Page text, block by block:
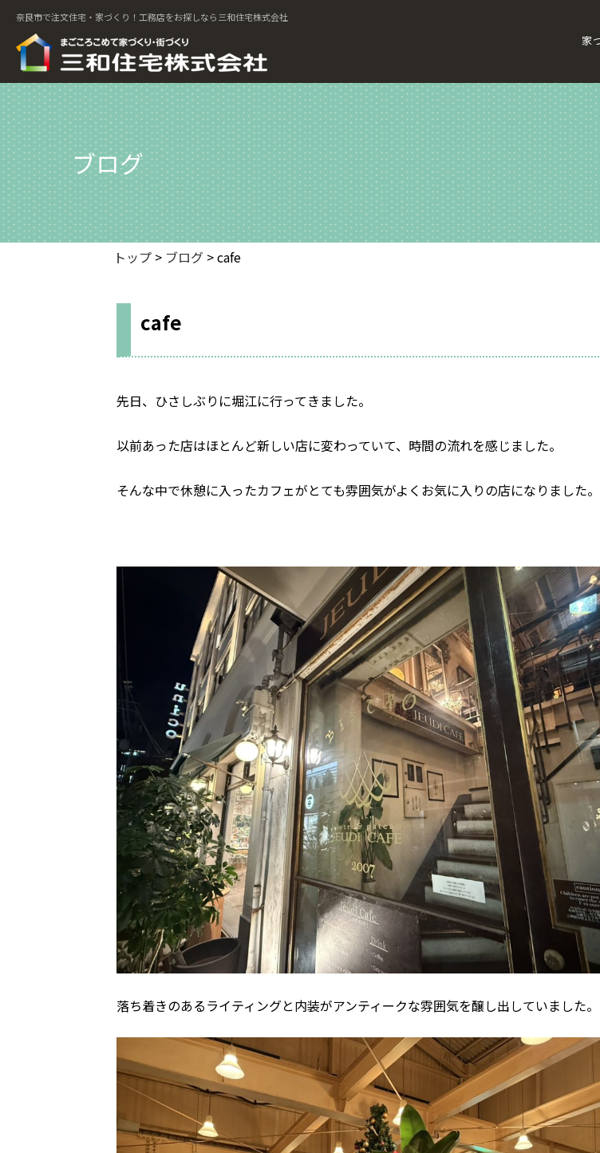
奈良市で注文住宅・家づくり！工務店をお探しなら三和住宅株式会社
家
ブログ
トップ > ブログ > cafe
cafe
先日、ひさしぶりに堀江に行ってきました。
以前あった店はほとんど新しい店に変わっていて、時間の流れを感じました。
そんな中で休憩に入ったカフェがとても雰囲気がよくお気に入りの店になりました。
落ち着きのあるライティングと内装がアンティークな雰囲気を醸し出していました。